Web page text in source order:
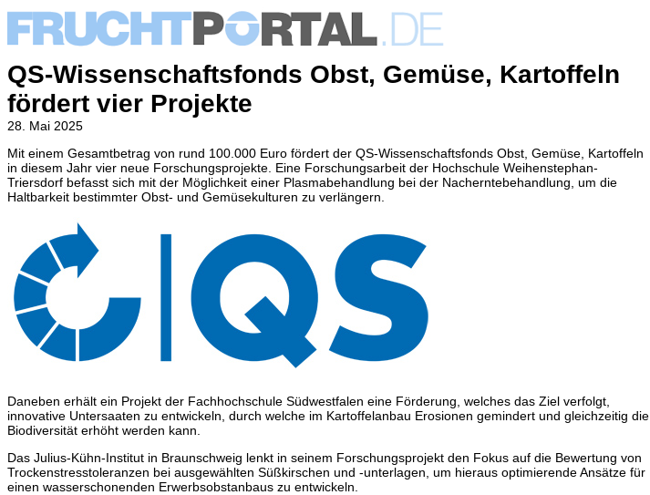
QS-Wissenschaftsfonds Obst, Gemüse, Kartoffeln
fördert vier Projekte
28. Mai 2025
Mit einem Gesamtbetrag von rund 100.000 Euro fördert der QS-Wissenschaftsfonds Obst, Gemüse, Kartoffeln
in diesem Jahr vier neue Forschungsprojekte. Eine Forschungsarbeit der Hochschule Weihenstephan-
Triersdorf befasst sich mit der Möglichkeit einer Plasmabehandlung bei der Nacherntebehandlung, um die
Haltbarkeit bestimmter Obst- und Gemüsekulturen zu verlängern.
Daneben erhält ein Projekt der Fachhochschule Südwestfalen eine Förderung, welches das Ziel verfolgt,
innovative Untersaaten zu entwickeln, durch welche im Kartoffelanbau Erosionen gemindert und gleichzeitig die
Biodiversität erhöht werden kann.
Das Julius-Kühn-Institut in Braunschweig lenkt in seinem Forschungsprojekt den Fokus auf die Bewertung von
Trockenstresstoleranzen bei ausgewählten Süßkirschen und -unterlagen, um hieraus optimierende Ansätze für
einen wasserschonenden Erwerbsobstanbaus zu entwickeln.